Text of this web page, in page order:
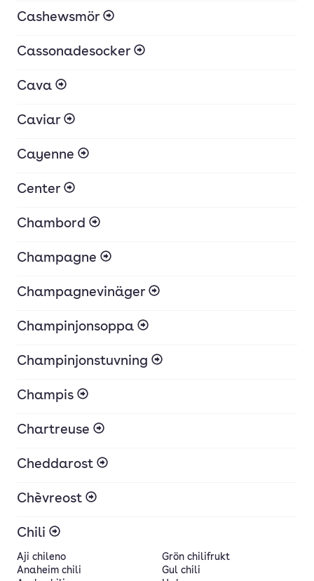
Cashewsmör
Cassonadesocker
Cava
Caviar
Cayenne
Center
Chambord
Champagne
Champagnevinäger
Champinjonsoppa
Champinjonstuvning
Champis
Chartreuse
Cheddarost
Chèvreost
Chili
Aji chileno
Anaheim chili
Grön chilifrukt
Gul chili